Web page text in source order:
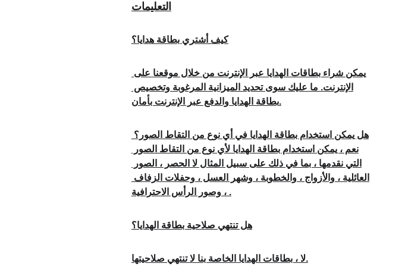
التعليمات
كيف أشتري بطاقة هدايا؟
يمكن شراء بطاقات الهدايا عبر الإنترنت من خلال موقعنا على
الإنترنت. ما عليك سوى تحديد الميزانية المرغوبة وتخصيص
بطاقة الهدايا والدفع عبر الإنترنت بأمان.
هل يمكن استخدام بطاقة الهدايا في أي نوع من التقاط الصور؟
نعم ، يمكن استخدام بطاقة الهدايا لأي نوع من التقاط الصور
التي نقدمها ، بما في ذلك على سبيل المثال لا الحصر ، الصور
العائلية ، والأزواج ، والخطوبة ، وشهر العسل ، وحفلات الزفاف
، وصور الرأس الاحترافية .
هل تنتهي صلاحية بطاقة الهدايا؟
لا ، بطاقات الهدايا الخاصة بنا لا تنتهي صلاحيتها.